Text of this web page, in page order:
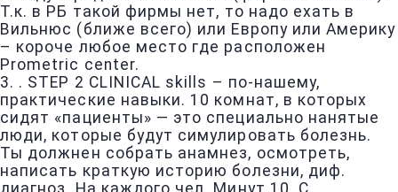
Т.к. в РБ такой фирмы нет, то надо ехать в
Вильнюс (ближе всего) или Европу или Америку
– короче любое место где расположен
Prometric center.
3. . STEP 2 CLINICAL skills – по-нашему,
практические навыки. 10 комнат, в которых
сидят «пациенты» — это специально нанятые
люди, которые будут симулировать болезнь.
Ты должнен собрать анамнез, осмотреть,
написать краткую историю болезни, диф.
диагноз. На каждого чел. Минут 10. С